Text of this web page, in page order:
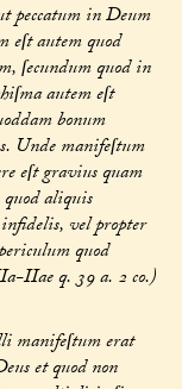
peccatum in Deum
autem quod
ſecundum quod in
autem eſt
bonum
Unde manifeſtum
eſt gravius quam
quod aliquis
vel propter
quod
IIae q. 39 a. 2 co.)
manifeſtum erat
et quod non